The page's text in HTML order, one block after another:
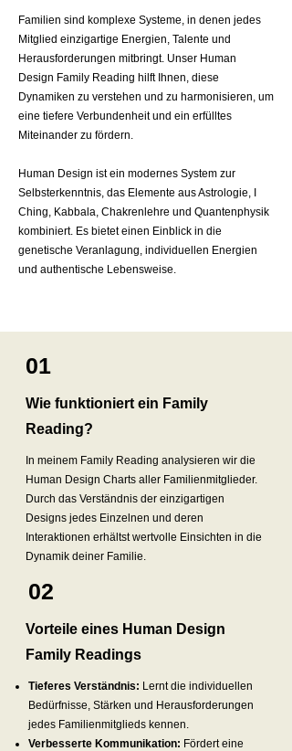
Familien sind komplexe Systeme, in denen jedes
Mitglied einzigartige Energien, Talente und
Herausforderungen mitbringt. Unser Human
Design Family Reading hilft Ihnen, diese
Dynamiken zu verstehen und zu harmonisieren, um
eine tiefere Verbundenheit und ein erfülltes
Miteinander zu fördern.
Human Design ist ein modernes System zur
Selbsterkenntnis, das Elemente aus Astrologie, I
Ching, Kabbala, Chakrenlehre und Quantenphysik
kombiniert. Es bietet einen Einblick in die
genetische Veranlagung, individuellen Energien
und authentische Lebensweise.
01
Wie funktioniert ein Family
Reading?
In meinem Family Reading analysieren wir die
Human Design Charts aller Familienmitglieder.
Durch das Verständnis der einzigartigen
Designs jedes Einzelnen und deren
Interaktionen erhältst wertvolle Einsichten in die
Dynamik deiner Familie.
02
Vorteile eines Human Design
Family Readings
Tieferes Verständnis: Lernt die individuellen
Bedürfnisse, Stärken und Herausforderungen
jedes Familienmitglieds kennen.
Verbesserte Kommunikation: Fördert eine